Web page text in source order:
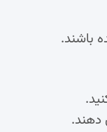
دهند.